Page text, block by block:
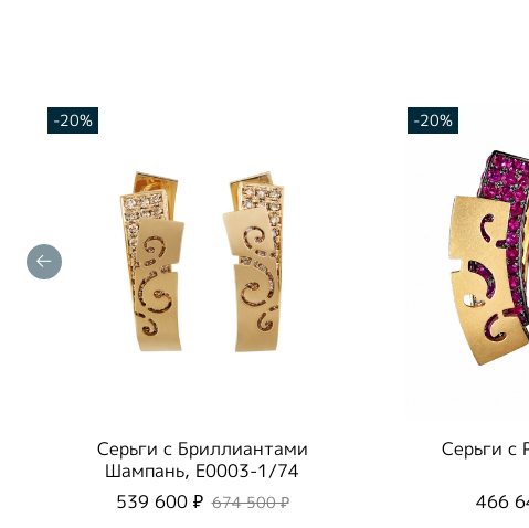
-20%
Серьги с Бриллиантами
Шампань, E0003-1/74
539 600 ₽ 674 500 ₽
-20%
Серьги с
466